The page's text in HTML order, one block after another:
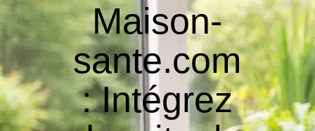
Maison-
sante.com
: Intégrez